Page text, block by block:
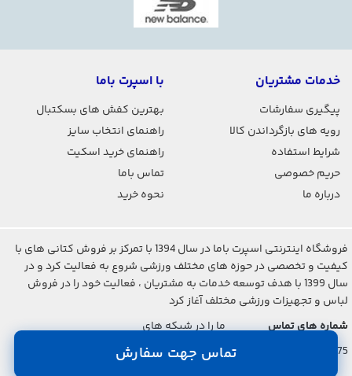
تماس جهت سفارش
خدمات مشتریان
پیگیری سفارشات
رویه های بازگرداندن کالا
شرایط استفاده
حریم خصوصی
درباره ما
با اسپرت باما
بهترین کفش های بسکتبال
راهنمای انتخاب سایز
راهنمای خرید اسکیت
تماس باما
نحوه خرید
فروشگاه اینترنتی اسپرت باما در سال 1394 با تمرکز بر فروش کتانی های با
کیفیت و تخصصی در حوزه های مختلف ورزشی شروع به فعالیت کرد و در
سال 1399 با هدف توسعه خدمات به مشتریان ، فعالیت خود را در فروش
لباس و تجهیزات ورزشی مختلف آغاز کرد
شماره های تماس
021-2842-7275
ما را در شبکه های
اجتماعی دنبال کنید